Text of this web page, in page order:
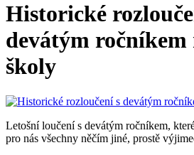
Historické
devátým ročníkem
školy
Letošní loučení s devátým ročníkem,
pro nás všechny něčím jiné, prostě